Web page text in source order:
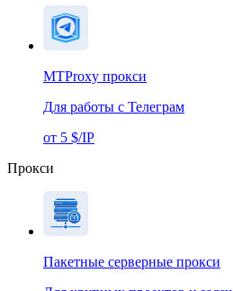
MTProxy прокси
Для работы с Телеграм
от 5 $/IP
Прокси
Пакетные серверные прокси